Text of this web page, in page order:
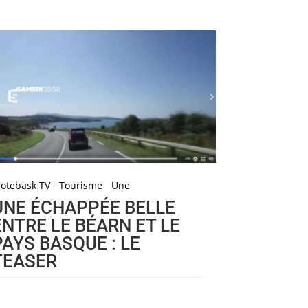
TV Tourisme Une
ÉCHAPPÉE BELLE
LE BÉARN ET LE
BASQUE : LE